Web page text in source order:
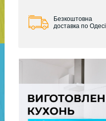
Безкоштовна
доставка по Одесі